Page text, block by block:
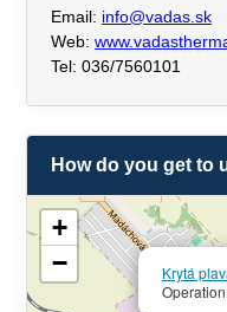
Email: info@vadas.sk
Web:
Tel: 036/7560101
How do you get to
Krytá
+
−